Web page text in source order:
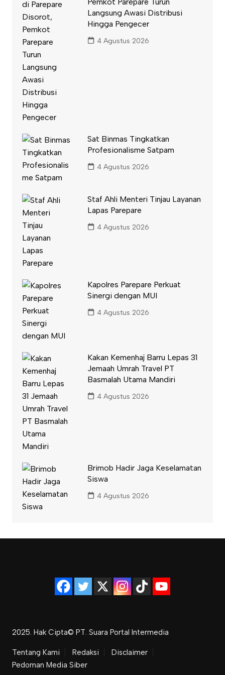
Langsung Awasi Distribusi
Hingga Pengecer
4 Agustus 2026
Sat Binmas Tingkatkan
Profesionalisme Satpam
4 Agustus 2026
Staf Ahli Menteri Tinjau Layanan
Lapas Parepare
4 Agustus 2026
Kapolres Parepare Perkuat
Sinergi dengan MUI
4 Agustus 2026
Kakan Kemenhaj Barru Lepas 31
Jemaah Umrah Travel PT
Basmalah Utama Mandiri
4 Agustus 2026
Brimob Hadir Jaga Keselamatan
Siswa
4 Agustus 2026
2025. Hak Cipta© PT. Suara Portal Intermedia
Tentang Kami Redaksi
Disclaimer
Pedoman Media Siber